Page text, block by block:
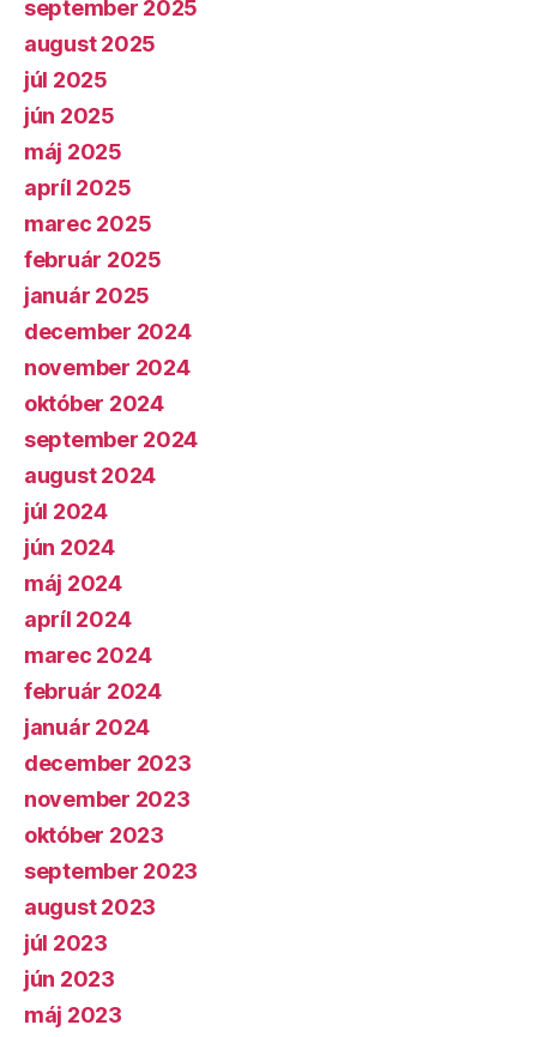
september 2025
august 2025
júl 2025
jún 2025
máj 2025
apríl 2025
marec 2025
február 2025
január 2025
december 2024
november 2024
október 2024
september 2024
august 2024
júl 2024
jún 2024
máj 2024
apríl 2024
marec 2024
február 2024
január 2024
december 2023
november 2023
október 2023
september 2023
august 2023
júl 2023
jún 2023
máj 2023